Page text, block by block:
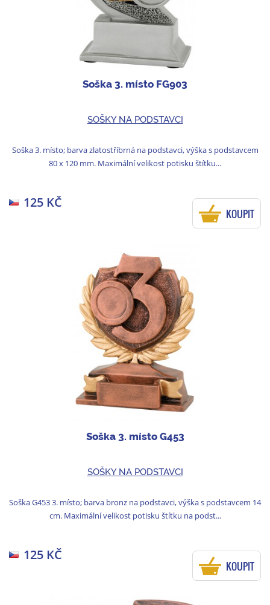
Soška 3. místo FG903
SOŠKY NA PODSTAVCI
Soška 3. místo; barva zlatostříbrná na podstavci, výška s podstavcem
80 x 120 mm. Maximální velikost potisku štítku...
125 KČ
KOUPIT
Soška 3. místo G453
SOŠKY NA PODSTAVCI
Soška G453 3. místo; barva bronz na podstavci, výška s podstavcem 14
cm. Maximální velikost potisku štítku na podst...
125 KČ
KOUPIT